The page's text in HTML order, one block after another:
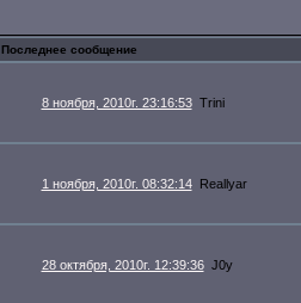
Последнее сообщение
8 ноября, 2010г. 23:16:53 Trini
1 ноября, 2010г. 08:32:14 Reallyar
28 октября, 2010г. 12:39:36 J0y